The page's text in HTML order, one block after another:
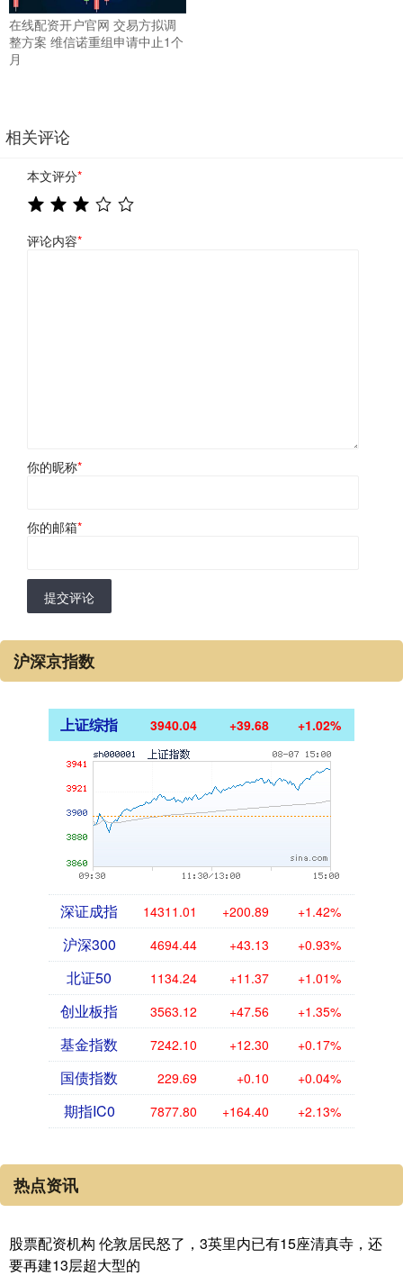
在线配资开户官网 交易方拟调
整方案 维信诺重组申请中止1个
月
相关评论
本文评分*
评论内容*
你的昵称*
你的邮箱*
提交评论
沪深京指数
上证综指 3940.04 +39.68 +1.02%
深证成指 14311.01 +200.89 +1.42%
沪深300 4694.44 +43.13 +0.93%
北证50 1134.24 +11.37 +1.01%
创业板指 3563.12 +47.56 +1.35%
基金指数 7242.10 +12.30 +0.17%
国债指数 229.69 +0.10 +0.04%
期指IC0 7877.80 +164.40 +2.13%
热点资讯
股票配资机构 伦敦居民怒了，3英里内已有15座清真寺，还
要再建13层超大型的